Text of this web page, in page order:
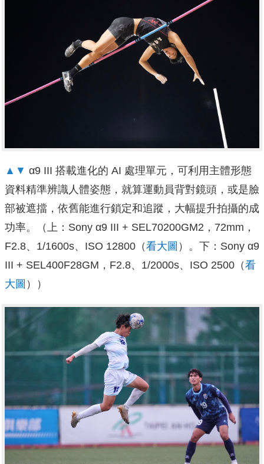
▲▼ α9 III 搭載進化的 AI 處理單元，可利用主體形態
資料精準辨識人體姿態，就算運動員背對鏡頭，或是臉
部被遮擋，依舊能進行鎖定和追蹤，大幅提升拍攝的成
功率。（上：Sony α9 III + SEL70200GM2，72mm，
F2.8、1/1600s、ISO 12800（看大圖 ）。下：Sony α9
III + SEL400F28GM，F2.8、1/2000s、ISO 2500（看
大圖 ））